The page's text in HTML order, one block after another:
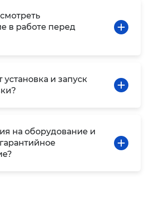
в работе перед
установка и запуск
на оборудование и